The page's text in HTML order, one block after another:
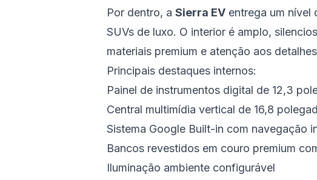
Por dentro, a Sierra EV entrega um nível
SUVs de luxo. O interior é amplo,
materiais premium e atenção aos
Principais destaques internos:
Painel de instrumentos digital de 12,3
Central multimídia vertical de 16,8
Sistema Google Built-in com navegação
Bancos revestidos em couro premium
Iluminação ambiente configurável